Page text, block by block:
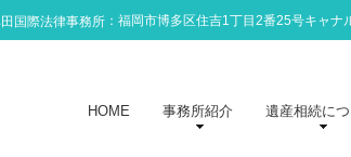
国際法律事務所 ：福岡市博多区住吉1丁目2番25号キャ
HOME 事務所紹介 遺産相続に